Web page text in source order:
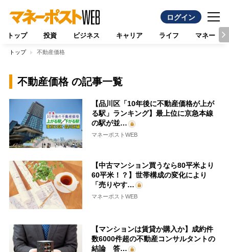
ログイン
トップ 投資 ビジネス キャリア ライフ マネー
トップ 不動産価格
不動産価格 の記事一覧
【品川区「10年後に不動産価格が上が
る駅」ランキング】最上位に京急本線
の駅が並…
マネーポストWEB
【中古マンション買うなら80平米より
60平米！？】世帯構成の変化により
「売りやす…
マネーポストWEB
【マンションは賃貸か購入か】成約件
数6000件超の不動産コンサルタントの
結論 答…